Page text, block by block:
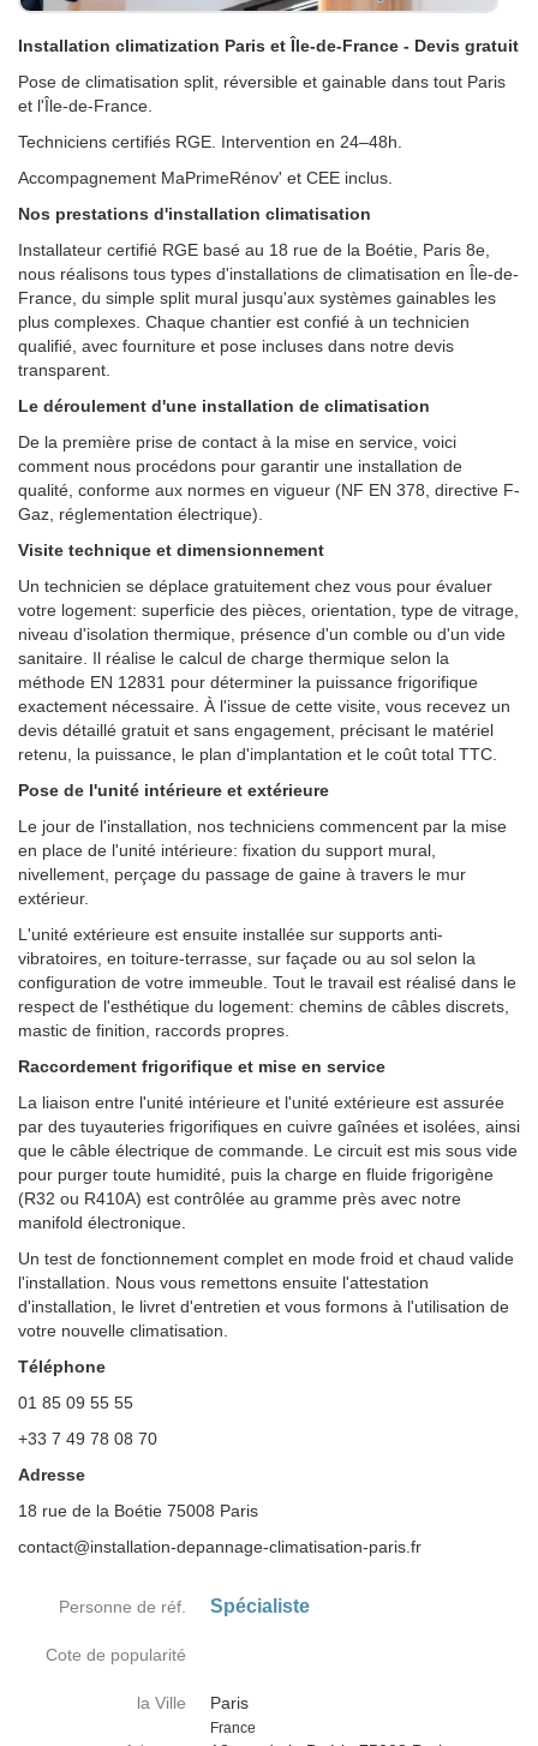
Installation climatization Paris et Île-de-France - Devis gratuit
Pose de climatisation split, réversible et gainable dans tout Paris
et l'Île-de-France.
Techniciens certifiés RGE. Intervention en 24–48h.
Accompagnement MaPrimeRénov' et CEE inclus.
Nos prestations d'installation climatisation
Installateur certifié RGE basé au 18 rue de la Boétie, Paris 8e,
nous réalisons tous types d'installations de climatisation en Île-de-
France, du simple split mural jusqu'aux systèmes gainables les
plus complexes. Chaque chantier est confié à un technicien
qualifié, avec fourniture et pose incluses dans notre devis
transparent.
Le déroulement d'une installation de climatisation
De la première prise de contact à la mise en service, voici
comment nous procédons pour garantir une installation de
qualité, conforme aux normes en vigueur (NF EN 378, directive F-
Gaz, réglementation électrique).
Visite technique et dimensionnement
Un technicien se déplace gratuitement chez vous pour évaluer
votre logement: superficie des pièces, orientation, type de vitrage,
niveau d'isolation thermique, présence d'un comble ou d'un vide
sanitaire. Il réalise le calcul de charge thermique selon la
méthode EN 12831 pour déterminer la puissance frigorifique
exactement nécessaire. À l'issue de cette visite, vous recevez un
devis détaillé gratuit et sans engagement, précisant le matériel
retenu, la puissance, le plan d'implantation et le coût total TTC.
Pose de l'unité intérieure et extérieure
Le jour de l'installation, nos techniciens commencent par la mise
en place de l'unité intérieure: fixation du support mural,
nivellement, perçage du passage de gaine à travers le mur
extérieur.
L'unité extérieure est ensuite installée sur supports anti-
vibratoires, en toiture-terrasse, sur façade ou au sol selon la
configuration de votre immeuble. Tout le travail est réalisé dans le
respect de l'esthétique du logement: chemins de câbles discrets,
mastic de finition, raccords propres.
Raccordement frigorifique et mise en service
La liaison entre l'unité intérieure et l'unité extérieure est assurée
par des tuyauteries frigorifiques en cuivre gaînées et isolées, ainsi
que le câble électrique de commande. Le circuit est mis sous vide
pour purger toute humidité, puis la charge en fluide frigorigène
(R32 ou R410A) est contrôlée au gramme près avec notre
manifold électronique.
Un test de fonctionnement complet en mode froid et chaud valide
l'installation. Nous vous remettons ensuite l'attestation
d'installation, le livret d'entretien et vous formons à l'utilisation de
votre nouvelle climatisation.
Téléphone
01 85 09 55 55
+33 7 49 78 08 70
Adresse
18 rue de la Boétie 75008 Paris
contact@installation-depannage-climatisation-paris.fr
Personne de réf. Spécialiste
Cote de popularité
la Ville
Paris
Country
France